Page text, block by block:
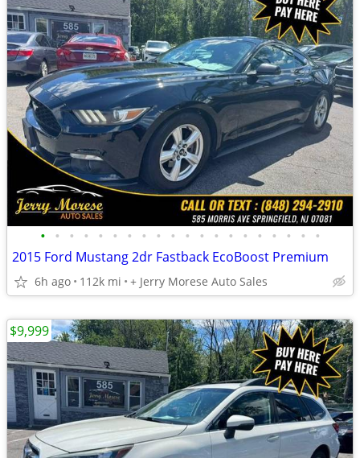
• • • • • • • • • • • • • • • • • • • •
2015 Ford Mustang 2dr Fastback EcoBoost Premium
6h ago 112k mi + Jerry Morese Auto Sales
$9,999